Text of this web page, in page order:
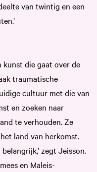
van twintig en een
kunst die gaat over de
traumatische
cultuur met die van
en zoeken naar
te verhouden. Ze
land van herkomst.
zegt Jeisson.
en Maleis-